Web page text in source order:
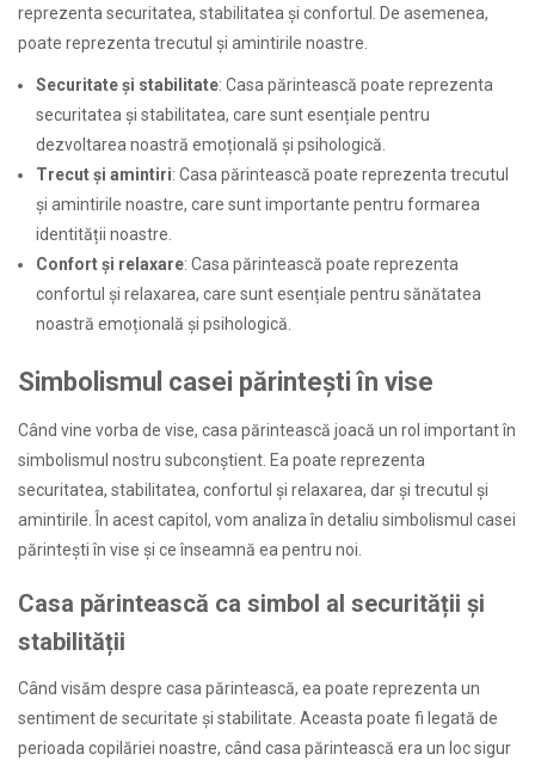
reprezenta securitatea, stabilitatea și confortul. De asemenea,
poate reprezenta trecutul și amintirile noastre.
Securitate și stabilitate: Casa părintească poate reprezenta
securitatea și stabilitatea, care sunt esențiale pentru
dezvoltarea noastră emoțională și psihologică.
Trecut și amintiri: Casa părintească poate reprezenta trecutul
și amintirile noastre, care sunt importante pentru formarea
identității noastre.
Confort și relaxare: Casa părintească poate reprezenta
confortul și relaxarea, care sunt esențiale pentru sănătatea
noastră emoțională și psihologică.
Simbolismul casei părintești în vise
Când vine vorba de vise, casa părintească joacă un rol important în
simbolismul nostru subconștient. Ea poate reprezenta
securitatea, stabilitatea, confortul și relaxarea, dar și trecutul și
amintirile. În acest capitol, vom analiza în detaliu simbolismul casei
părintești în vise și ce înseamnă ea pentru noi.
Casa părintească ca simbol al securității și
stabilității
Când visăm despre casa părintească, ea poate reprezenta un
sentiment de securitate și stabilitate. Aceasta poate fi legată de
perioada copilăriei noastre, când casa părintească era un loc sigur